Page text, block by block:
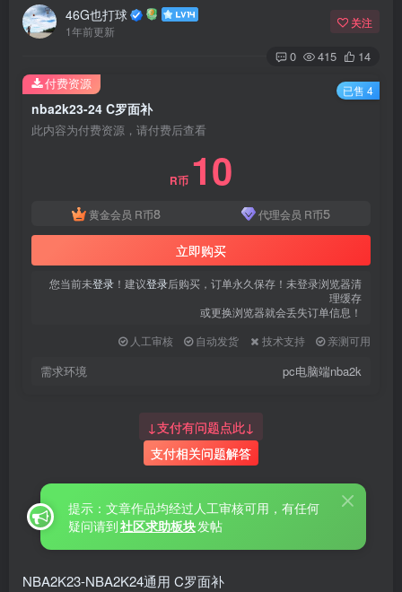
46G也打球
1年前更新
关注
0 415 14
nba2k23-24 C罗面补
此内容为付费资源，请付费后查看
R币 10
黄金会员 R币8 代理会员 R币5
立即购买
您当前未登录 ！建议登录后购买，订单永久保存！未登录浏览器清
理缓存
或更换浏览器就会丢失订单信息！
人工审核
自动发货 技术支持 亲测可用
需求环境 pc电脑端nba2k
付费资源 已售 4
↓支付有问题点此↓
支付相关问题解答
提示：文章作品均经过人工审核可用，有任何
疑问请到社区求助板块发帖
NBA2K23-NBA2K24通用 C罗面补